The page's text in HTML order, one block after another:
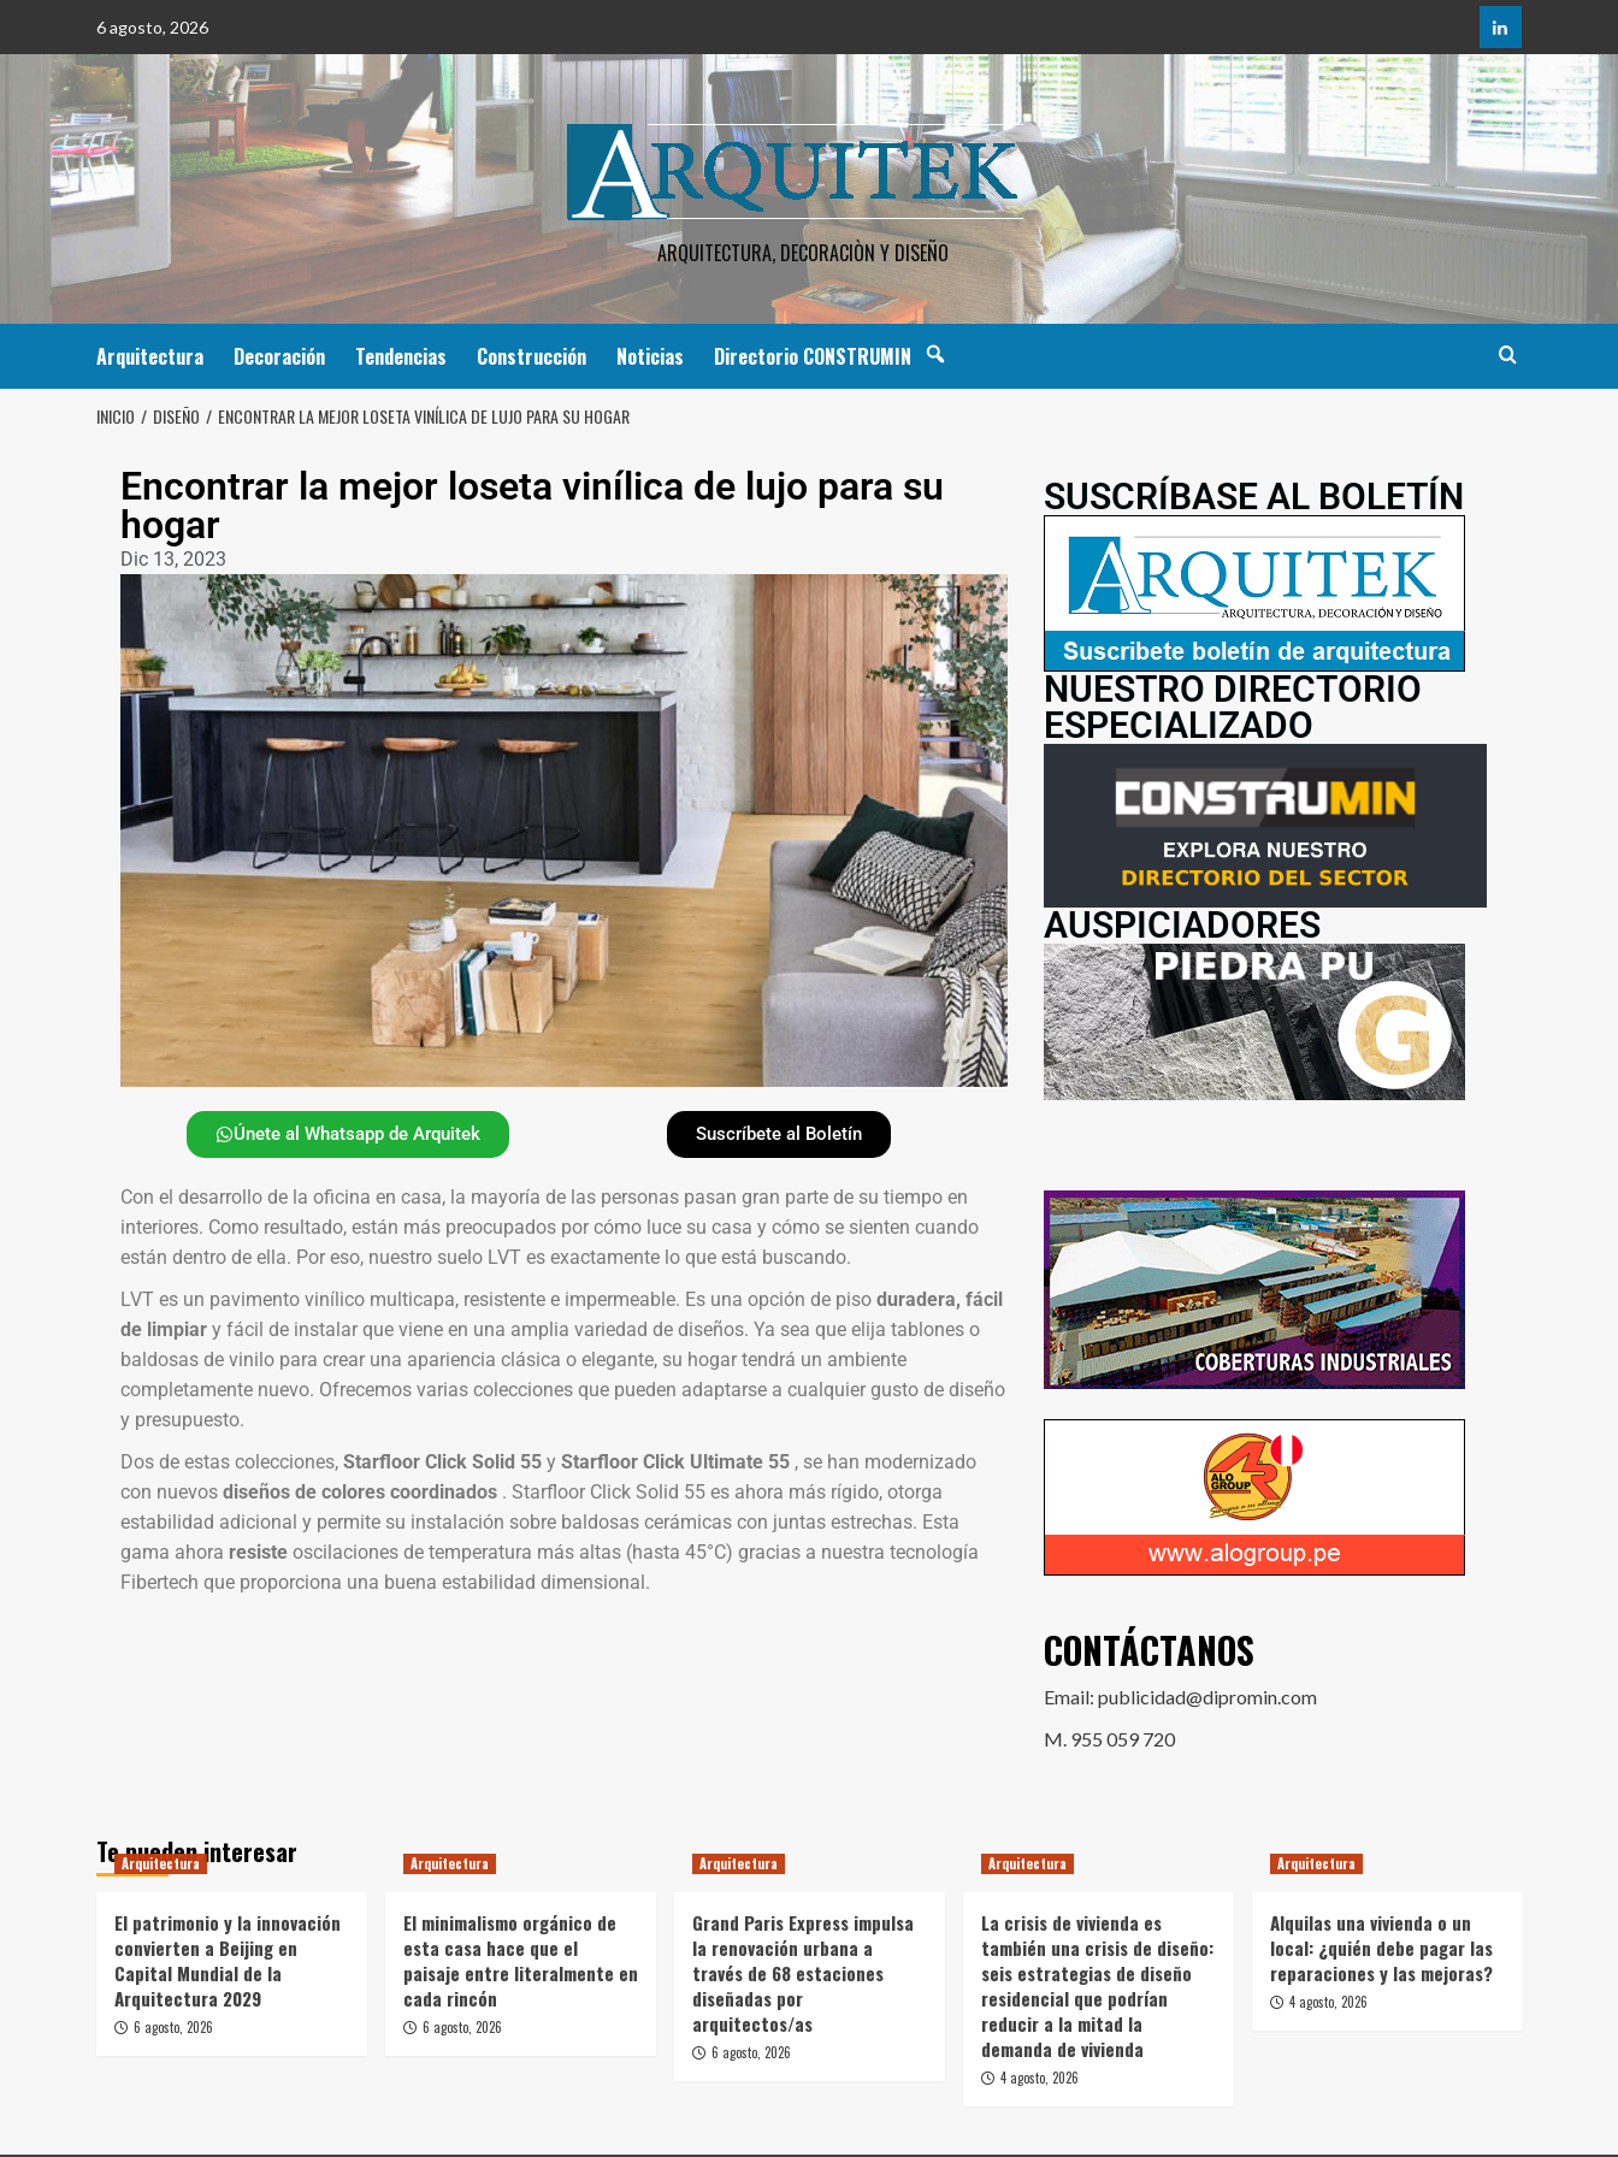
6 agosto, 2026
ARQUITECTURA, DECORACIÒN Y DISEÑO
Arquitectura Decoración Tendencias Construcción Noticias Directorio CONSTRUMIN
INICIO DISEÑO ENCONTRAR LA MEJOR LOSETA VINÍLICA DE LUJO PARA SU HOGAR
Encontrar la mejor loseta vinílica de lujo para su
hogar
Dic 13, 2023
Únete al Whatsapp de Arquitek Suscríbete al Boletín
Con el desarrollo de la oficina en casa, la mayoría de las personas pasan gran parte de su tiempo en
interiores. Como resultado, están más preocupados por cómo luce su casa y cómo se sienten cuando
están dentro de ella. Por eso, nuestro suelo LVT es exactamente lo que está buscando.
LVT es un pavimento vinílico multicapa, resistente e impermeable. Es una opción de piso duradera, fácil
de limpiary fácil de instalar que viene en una amplia variedad de diseños. Ya sea que elija tablones o
baldosas de vinilo para crear una apariencia clásica o elegante, su hogar tendrá un ambiente
completamente nuevo. Ofrecemos varias colecciones que pueden adaptarse a cualquier gusto de diseño
y presupuesto.
Dos de estas colecciones, Starfloor Click Solid 55y Starfloor Click Ultimate 55, se han modernizado
con nuevos diseños de colores coordinados. Starfloor Click Solid 55 es ahora más rígido, otorga
estabilidad adicional y permite su instalación sobre baldosas cerámicas con juntas estrechas. Esta
gama ahora resisteoscilaciones de temperatura más altas (hasta 45°C) gracias a nuestra tecnología
Fibertech que proporciona una buena estabilidad dimensional.
SUSCRÍBASE AL BOLETÍN
NUESTRO DIRECTORIO
ESPECIALIZADO
AUSPICIADORES
CONTÁCTANOS
Email: publicidad@dipromin.com
M. 955 059 720
Te pueden interesar
Arquitectura
El patrimonio y la innovación
convierten a Beijing en
Capital Mundial de la
Arquitectura 2029
6 agosto, 2026
Arquitectura
El minimalismo orgánico de
esta casa hace que el
paisaje entre literalmente en
cada rincón
6 agosto, 2026
Arquitectura
Grand Paris Express impulsa
la renovación urbana a
través de 68 estaciones
diseñadas por
arquitectos/as
6 agosto, 2026
Arquitectura
La crisis de vivienda es
también una crisis de diseño:
seis estrategias de diseño
residencial que podrían
reducir a la mitad la
demanda de vivienda
4 agosto, 2026
Arquitectura
Alquilas una vivienda o un
local: ¿quién debe pagar las
reparaciones y las mejoras?
4 agosto, 2026